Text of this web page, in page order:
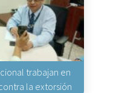
trabajan en
la extorsión